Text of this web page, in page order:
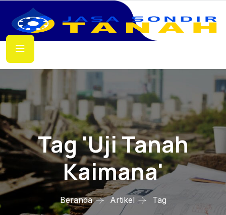
Tag 'uji Tanah
Kaimana'
Beranda Artikel Tag